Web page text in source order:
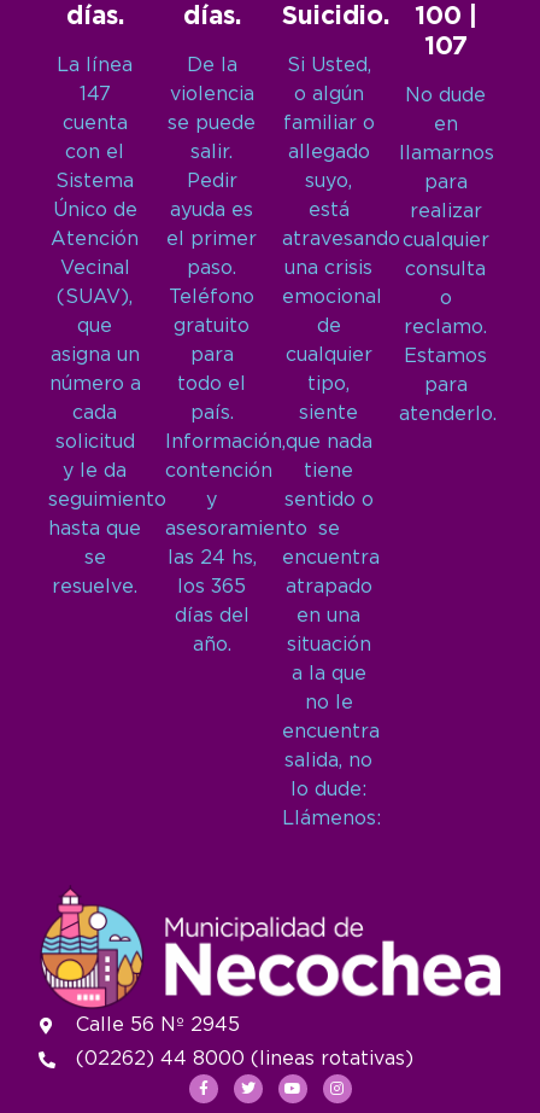
días.
La línea
147
cuenta
con el
Sistema
Único de
Atención
Vecinal
(SUAV),
que
asigna un
número a
cada
solicitud
y le da
seguimiento
hasta que
se
resuelve.
días.
De la
violencia
se puede
salir.
Pedir
ayuda es
el primer
paso.
Teléfono
gratuito
para
todo el
país.
Información,
contención
y
asesoramiento
las 24 hs,
los 365
días del
año.
Suicidio.
Si Usted,
o algún
familiar o
allegado
suyo,
está
atravesando
una crisis
emocional
de
cualquier
tipo,
siente
que nada
tiene
sentido o
se
encuentra
atrapado
en una
situación
a la que
no le
encuentra
salida, no
lo dude:
Llámenos:
100 |
107
No dude
en
llamarnos
para
realizar
cualquier
consulta
o
reclamo.
Estamos
para
atenderlo.
Calle 56 Nº 2945
(02262) 44 8000 (lineas rotativas)